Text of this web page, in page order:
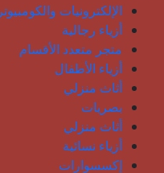
الإلكترونيات والكومبيوتر
أزياء رجالية
متجر متعدد الأقسام
أزياء الأطفال
أثاث منزلي
بصريات
أثاث منزلي
أزياء نسائية
إكسسوارات